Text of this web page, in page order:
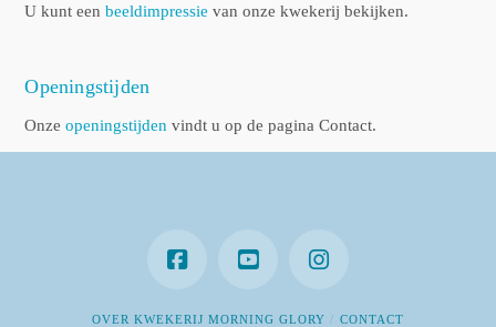
U kunt eenbeeldimpressie van onze kwekerij bekijken.
Openingstijden
Onzeopeningstijden vindt u op de pagina Contact.
OVER KWEKERIJ MORNING GLORY CONTACT